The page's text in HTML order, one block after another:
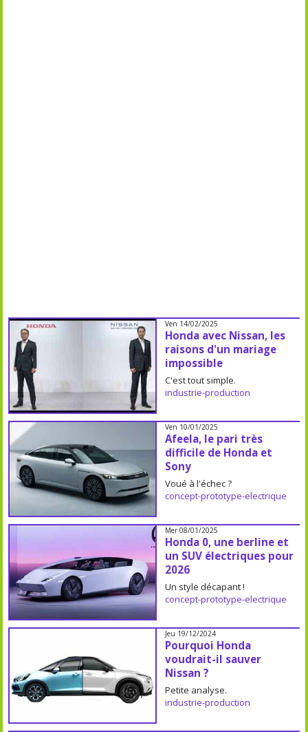
Ven 14/02/2025
Honda avec Nissan, les
raisons d'un mariage
impossible
C'est tout simple.
industrie-production
Ven 10/01/2025
Afeela, le pari très
difficile de Honda et
Sony
Voué à l'échec ?
concept-prototype-electrique
Mer 08/01/2025
Honda 0, une berline et
un SUV électriques pour
2026
Un style décapant !
concept-prototype-electrique
Jeu 19/12/2024
Pourquoi Honda
voudrait-il sauver
Nissan ?
Petite analyse.
industrie-production